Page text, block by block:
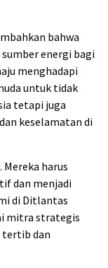
bahwa
energi bagi
menghadapi
untuk tidak
tetapi juga
keselamatan di
harus
dan menjadi
di Ditlantas
mitra strategis
tertib dan